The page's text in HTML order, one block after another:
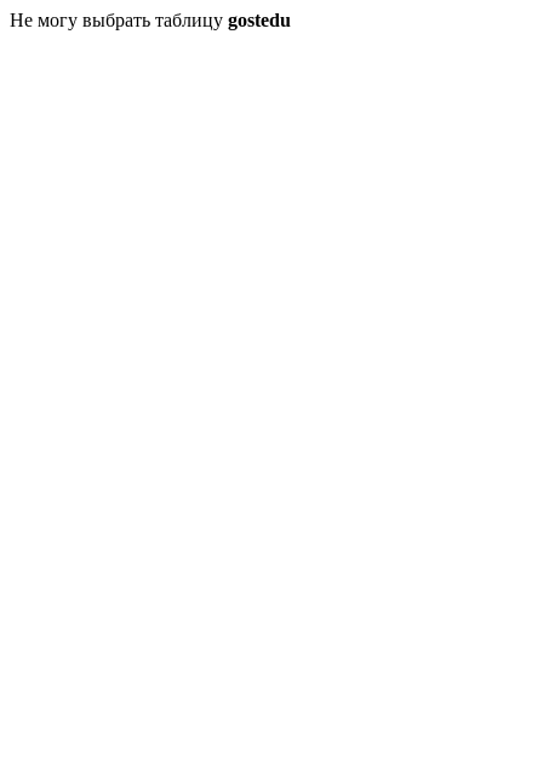
Не могу выбрать таблицу gostedu